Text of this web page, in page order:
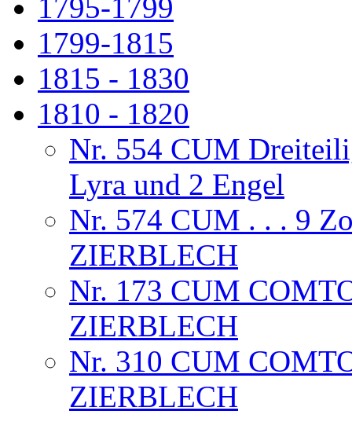
1795-1799
1799-1815
1815 - 1830
1810 - 1820
Nr. 554 CUM
Lyra und 2 Engel
Nr. 574 CUM . . . 9
ZIERBLECH
Nr. 173 CUM
ZIERBLECH
Nr. 310 CUM
ZIERBLECH